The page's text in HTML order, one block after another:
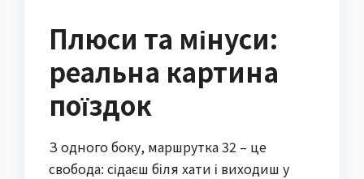
Плюси та мінуси:
реальна картина
поїздок
З одного боку, маршрутка 32 – це
свобода: сідаєш біля хати і виходиш у